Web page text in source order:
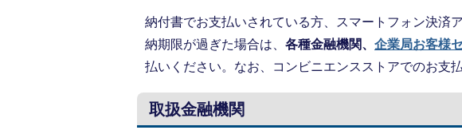
納付書でお支払いされている方、スマートフォン決済
納期限が過ぎた場合は、 各種金融機関、 企業局お客様
払いください。なお、コンビニエンスストアでのお支
取扱金融機関